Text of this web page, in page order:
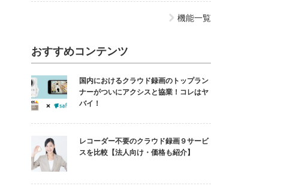
機能一覧
おすすめコンテンツ
国内におけるクラウド録画のトップラン
ナーがついにアクシスと協業！コレはヤ
バイ！
レコーダー不要のクラウド録画９サービ
スを比較【法人向け・価格も紹介】